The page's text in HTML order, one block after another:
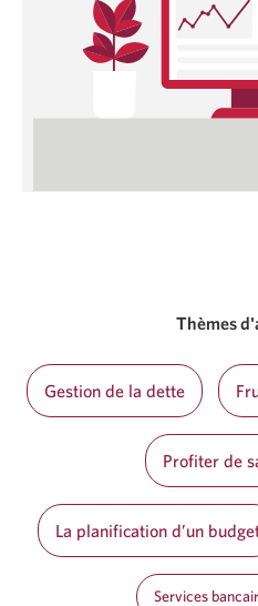
Thèmes
Gestion de la dette
Profiter de
La planification d’un
Services